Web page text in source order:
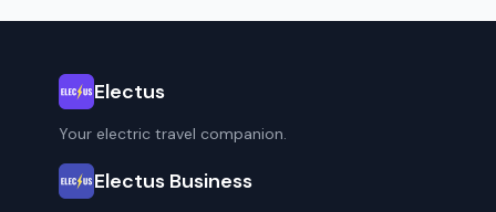
Electus
Your electric travel companion.
Electus Business